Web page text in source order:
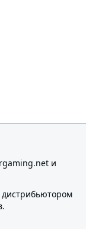
и
дистрибьютором